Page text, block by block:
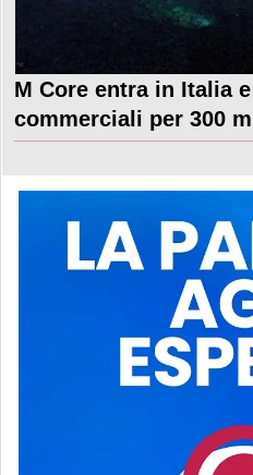
M Core entra in Italia
commerciali per 300